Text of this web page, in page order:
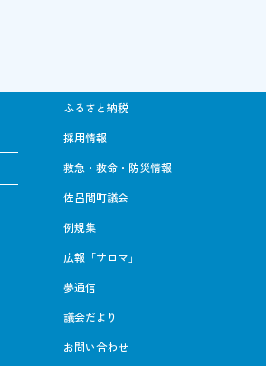
ふるさと納税
採用情報
救急・救命・防災情報
佐呂間町議会
例規集
広報「サロマ」
夢通信
議会だより
お問い合わせ